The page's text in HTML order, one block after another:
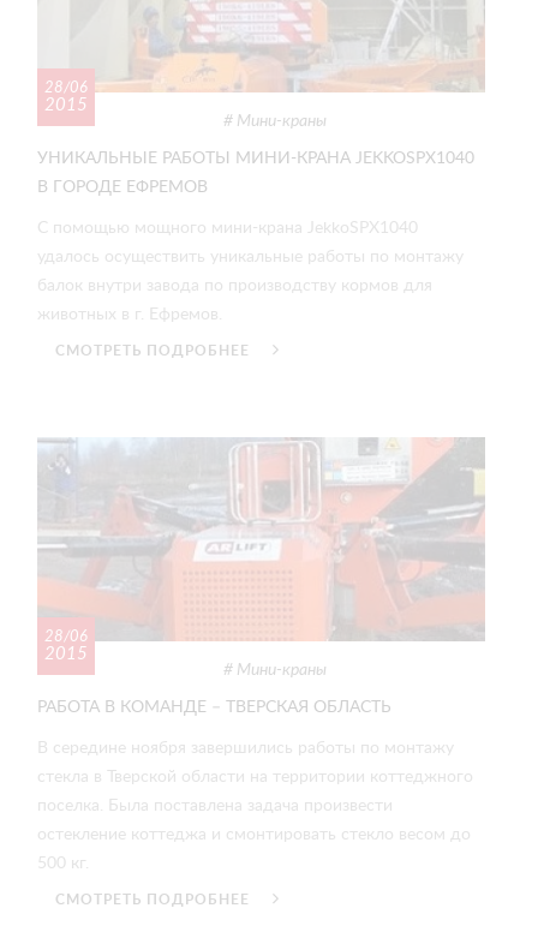
28/06
2015
Мини-краны
УНИКАЛЬНЫЕ РАБОТЫ МИНИ-КРАНА JEKKOSPX1040
В ГОРОДЕ ЕФРЕМОВ
С помощью мощного мини-крана JekkoSPX1040
удалось осуществить уникальные работы по монтажу
балок внутри завода по производству кормов для
животных в г. Ефремов.
СМОТРЕТЬ ПОДРОБНЕЕ
28/06
2015
Мини-краны
РАБОТА В КОМАНДЕ – ТВЕРСКАЯ ОБЛАСТЬ
В середине ноября завершились работы по монтажу
стекла в Тверской области на территории коттеджного
поселка. Была поставлена задача произвести
остекление коттеджа и смонтировать стекло весом до
500 кг.
СМОТРЕТЬ ПОДРОБНЕЕ